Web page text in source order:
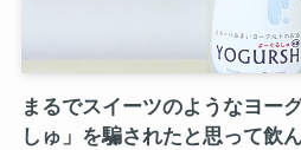
まるでスイーツのようなヨー
しゅ」を騙されたと思って飲